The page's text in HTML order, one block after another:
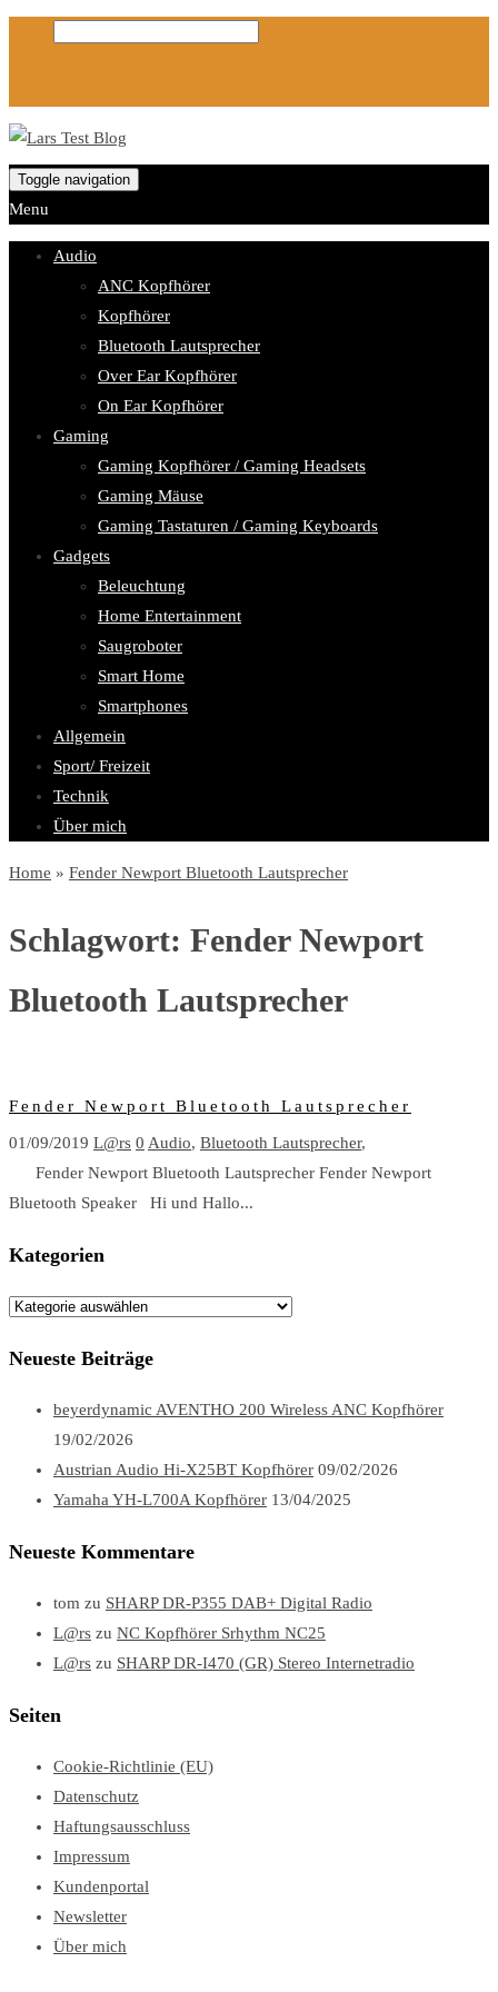
Toggle navigation
Menu
Audio
ANC Kopfhörer
Kopfhörer
Bluetooth Lautsprecher
Over Ear Kopfhörer
On Ear Kopfhörer
Gaming
Gaming Kopfhörer / Gaming Headsets
Gaming Mäuse
Gaming Tastaturen / Gaming Keyboards
Gadgets
Beleuchtung
Home Entertainment
Saugroboter
Smart Home
Smartphones
Allgemein
Sport/ Freizeit
Technik
Über mich
Home » Fender Newport Bluetooth Lautsprecher
Schlagwort: Fender Newport
Bluetooth Lautsprecher
Fender Newport Bluetooth Lautsprecher
01/09/2019 L@rs 0 Audio, Bluetooth Lautsprecher,
Fender Newport Bluetooth Lautsprecher Fender Newport
Bluetooth Speaker Hi und Hallo...
Kategorien
Kategorien
Neueste Beiträge
beyerdynamic AVENTHO 200 Wireless ANC Kopfhörer
19/02/2026
Austrian Audio Hi-X25BT Kopfhörer 09/02/2026
Yamaha YH-L700A Kopfhörer 13/04/2025
Neueste Kommentare
tom zu SHARP DR-P355 DAB+ Digital Radio
L@rs zu NC Kopfhörer Srhythm NC25
L@rs zu SHARP DR-I470 (GR) Stereo Internetradio
Seiten
Cookie-Richtlinie (EU)
Datenschutz
Haftungsausschluss
Impressum
Kundenportal
Newsletter
Über mich